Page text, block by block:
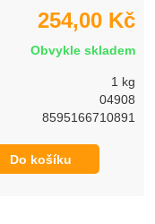
254,00 Kč
Obvykle skladem
1 kg
04908
8595166710891